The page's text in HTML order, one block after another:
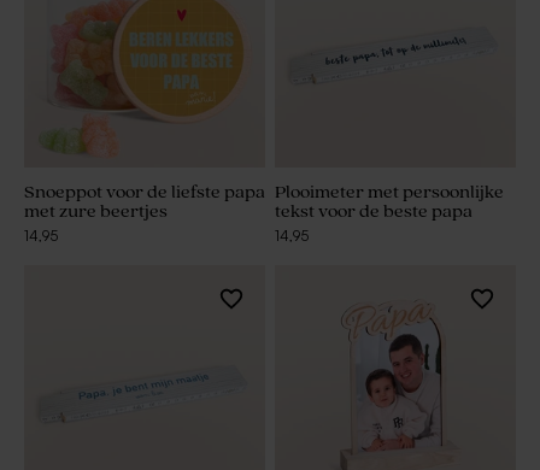
Snoeppot voor de liefste papa
met zure beertjes
14,95
Plooimeter met persoonlijke
tekst voor de beste papa
14,95